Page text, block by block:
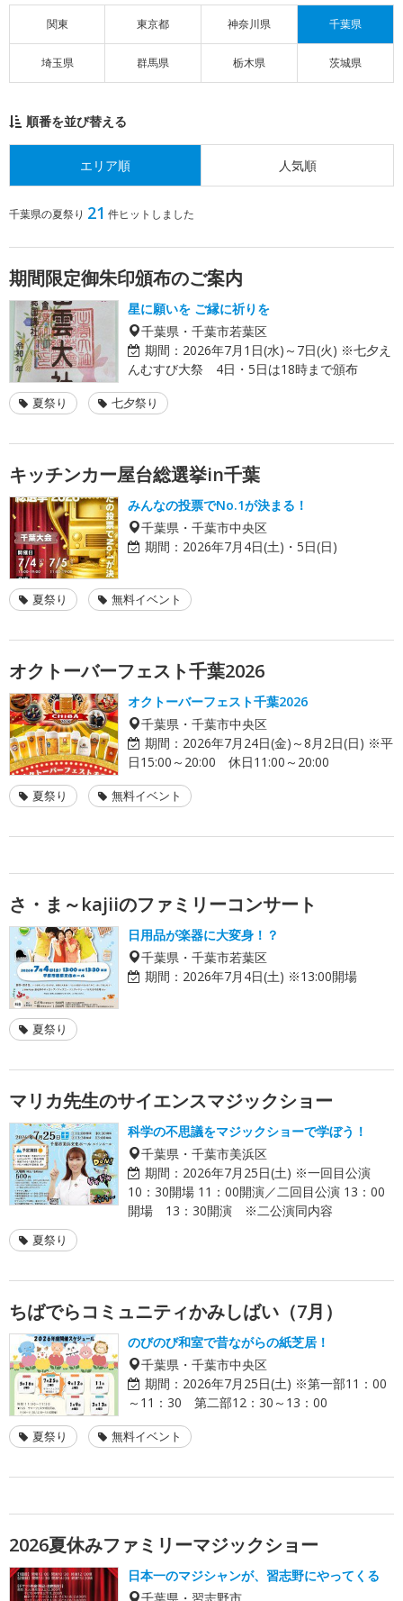
関東 東京都 神奈川県 千葉県
埼玉県 群馬県 栃木県 茨城県
順番を並び替える
エリア順 人気順
千葉県の夏祭り 21 件ヒットしました
期間限定御朱印頒布のご案内
星に願いを ご縁に祈りを
千葉県・千葉市若葉区
期間： 2026年7月1日(水)～7日(火) ※七夕え
んむすび大祭 4日・5日は18時まで頒布
夏祭り 七夕祭り
キッチンカー屋台総選挙in千葉
みんなの投票でNo.1が決まる！
千葉県・千葉市中央区
期間： 2026年7月4日(土)・5日(日)
夏祭り 無料イベント
オクトーバーフェスト千葉2026
オクトーバーフェスト千葉2026
千葉県・千葉市中央区
期間： 2026年7月24日(金)～8月2日(日) ※平
日15:00～20:00 休日11:00～20:00
夏祭り 無料イベント
さ・ま～kajiiのファミリーコンサート
日用品が楽器に大変身！？
千葉県・千葉市若葉区
期間： 2026年7月4日(土) ※13:00開場
夏祭り
マリカ先生のサイエンスマジックショー
科学の不思議をマジックショーで学ぼう！
千葉県・千葉市美浜区
期間： 2026年7月25日(土) ※一回目公演
10：30開場 11：00開演／二回目公演 13：00
開場 13：30開演 ※二公演同内容
夏祭り
ちばでらコミュニティかみしばい（7月）
のびのび和室で昔ながらの紙芝居！
千葉県・千葉市中央区
期間： 2026年7月25日(土) ※第一部11：00
～11：30 第二部12：30～13：00
夏祭り 無料イベント
2026夏休みファミリーマジックショー
日本一のマジシャンが、習志野にやってくる
千葉県・習志野市